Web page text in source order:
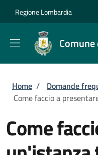
Regione Lombardia
Briciole di
Home / Domande
Come faccio a
Come